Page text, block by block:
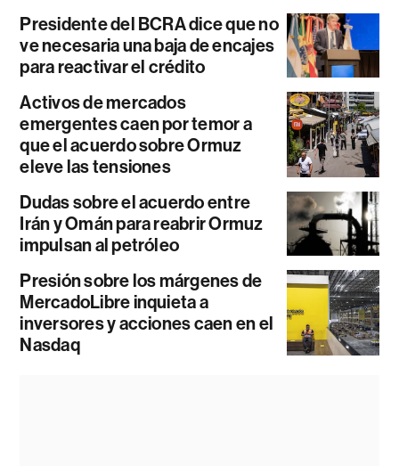
Presidente del BCRA dice que no
ve necesaria una baja de encajes
para reactivar el crédito
Activos de mercados
emergentes caen por temor a
que el acuerdo sobre Ormuz
eleve las tensiones
Dudas sobre el acuerdo entre
Irán y Omán para reabrir Ormuz
impulsan al petróleo
Presión sobre los márgenes de
MercadoLibre inquieta a
inversores y acciones caen en el
Nasdaq